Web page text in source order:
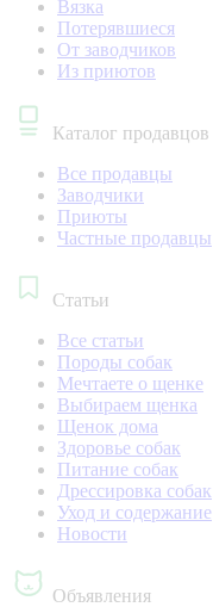
Вязка
Потерявшиеся
От заводчиков
Из приютов
Каталог продавцов
Все продавцы
Заводчики
Приюты
Частные продавцы
Статьи
Все статьи
Породы собак
Мечтаете о щенке
Выбираем щенка
Щенок дома
Здоровье собак
Питание собак
Дрессировка собак
Уход и содержание
Новости
Объявления